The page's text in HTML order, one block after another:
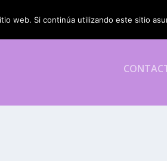
web. Si continúa utilizando este sitio